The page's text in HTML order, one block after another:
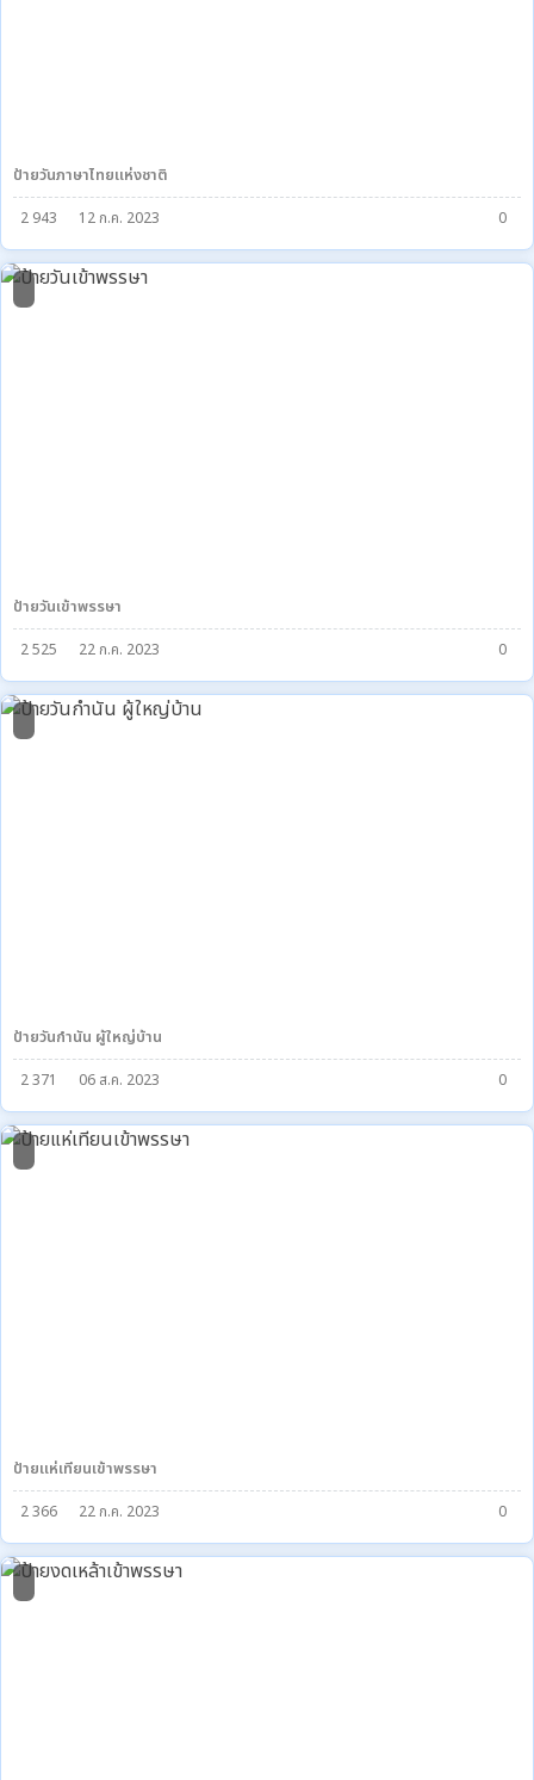
ป้ายวันภาษาไทยแห่งชาติ
2 943 12 ก.ค. 2023 0
ป้ายวันเข้าพรรษา
2 525 22 ก.ค. 2023 0
1
ป้ายวันกำนัน ผู้ใหญ่บ้าน
2 371 06 ส.ค. 2023 0
0
ป้ายแห่เทียนเข้าพรรษา
2 366 22 ก.ค. 2023 0
0
1